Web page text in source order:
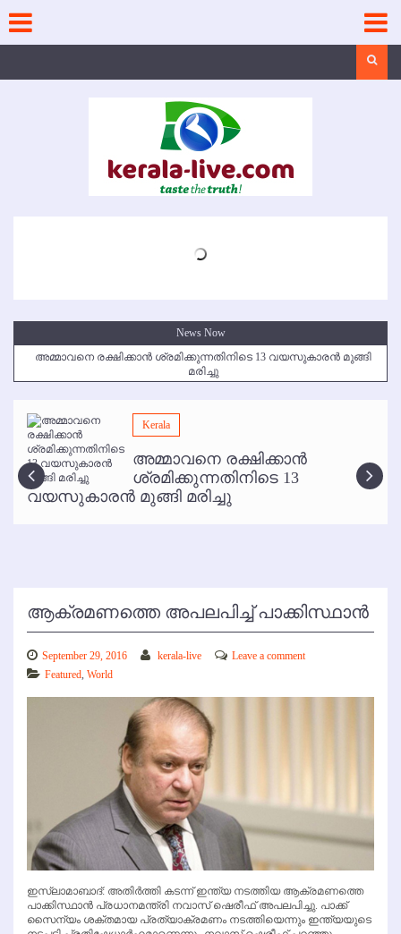
content
News Now
അമ്മാവനെ രക്ഷിക്കാന്‍ ശ്രമിക്കുന്നതിനിടെ 13 വയസുകാരന്‍ മുങ്ങി
മരിച്ചു
മമ്പുറം ആണ്ടു നേര്‍ച്ച ജൂണ്‍ 17 മുതല്‍
ഇനി രമേശ് പിഷാരടി സ്റ്റേജ് ഷോകള്‍ക്ക് ഇല്ല
കോഴിക്കോട് വിമാനത്താവളത്തില്‍ അനധികൃത പാര്‍ക്കിംഗ് പിരിവ് :
പരാതി തള്ളി
Kerala
അമ്മാവനെ രക്ഷിക്കാന്‍
ശ്രമിക്കുന്നതിനിടെ 13
വയസുകാരന്‍ മുങ്ങി മരിച്ചു
ആക്രമണത്തെ അപലപിച്ച് പാക്കിസ്ഥാന്‍
September 29, 2016 kerala-live
Leave a comment
Featured World
ഇസ്ലാമാബാദ്: അതിര്‍ത്തി കടന്ന് ഇന്ത്യ നടത്തിയ ആക്രമണത്തെ
പാക്കിസ്ഥാന്‍ പ്രധാനമന്ത്രി നവാസ് ഷെരീഫ് അപലപിച്ചു. പാക്ക്
സൈന്യം ശക്തമായ പ്രത്യാക്രമണം നടത്തിയെന്നും ഇന്ത്യയുടെ